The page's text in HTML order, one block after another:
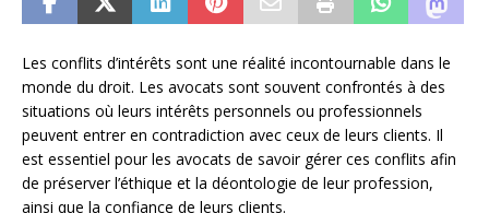
Les conflits d’intérêts sont une réalité incontournable dans le
monde du droit. Les avocats sont souvent confrontés à des
situations où leurs intérêts personnels ou professionnels
peuvent entrer en contradiction avec ceux de leurs clients. Il
est essentiel pour les avocats de savoir gérer ces conflits afin
de préserver l’éthique et la déontologie de leur profession,
ainsi que la confiance de leurs clients.